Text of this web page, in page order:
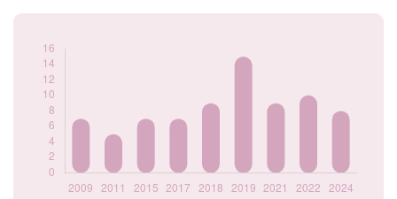
Popularité du
prénom Kamelia
par année